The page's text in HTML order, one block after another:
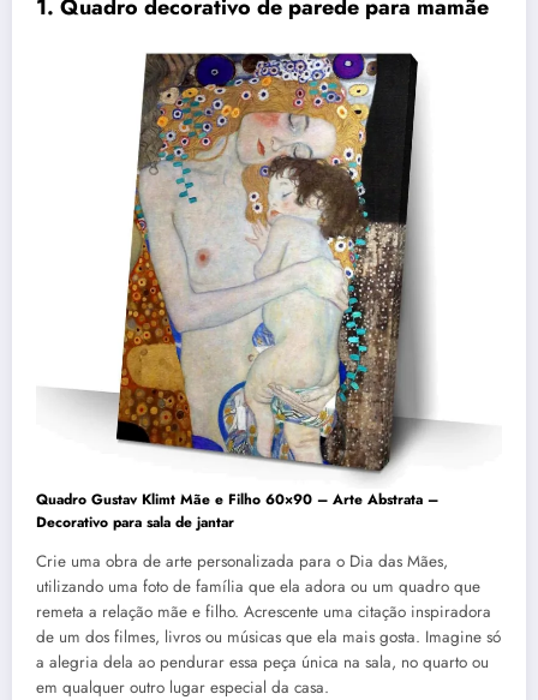
1. Quadro decorativo de parede para mamãe
Quadro Gustav Klimt Mãe e Filho 60×90 – Arte Abstrata –
Decorativo para sala de jantar
Crie uma obra de arte personalizada para o Dia das Mães,
utilizando uma foto de família que ela adora ou um quadro que
remeta a relação mãe e filho. Acrescente uma citação inspiradora
de um dos filmes, livros ou músicas que ela mais gosta. Imagine só
a alegria dela ao pendurar essa peça única na sala, no quarto ou
em qualquer outro lugar especial da casa.